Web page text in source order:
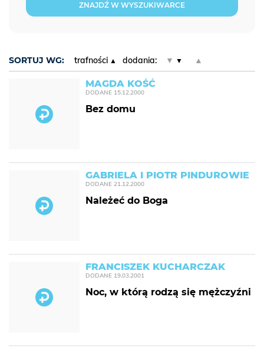
ZNAJDŹ W WYSZUKIWARCE
SORTUJ WG: trafności dodania: ▼ ▲
MAGDA KOŚĆ
DODANE 15.12.2000
Bez domu
GABRIELA I PIOTR PINDUROWIE
DODANE 21.12.2000
Należeć do Boga
FRANCISZEK KUCHARCZAK
DODANE 19.03.2001
Noc, w którą rodzą się mężczyźni